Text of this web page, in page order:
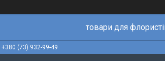
товари для
+380 (73) 932-99-49